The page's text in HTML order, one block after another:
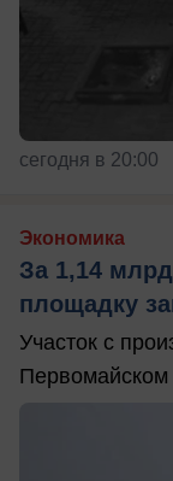
сегодня в 20:00
Экономика
За 1,14
площадку
Участок с
Первомайском